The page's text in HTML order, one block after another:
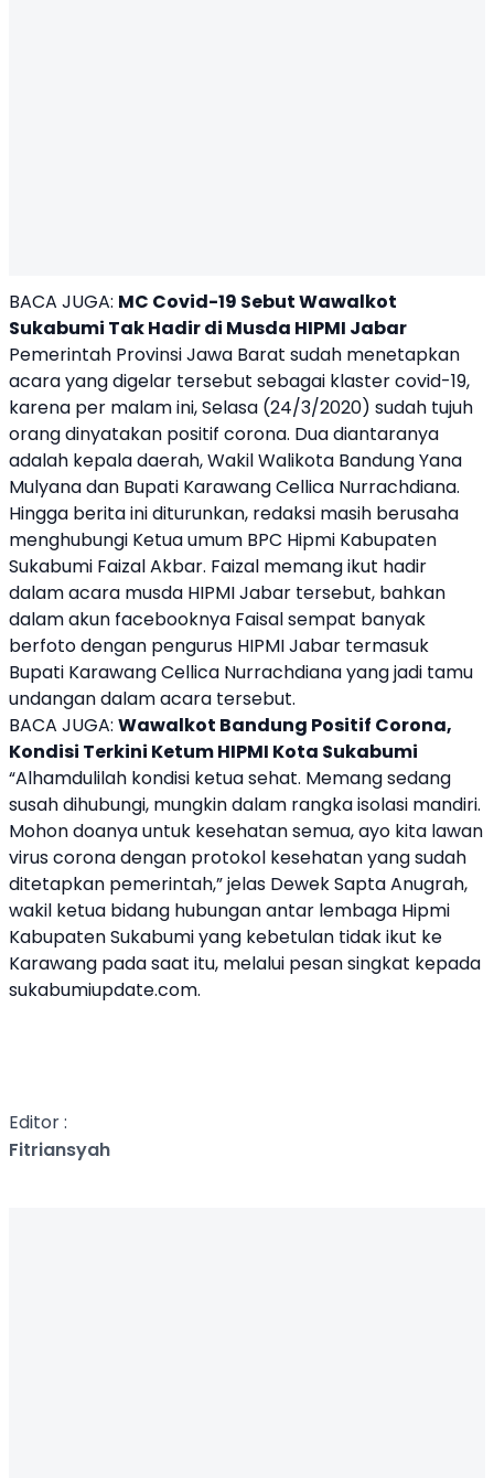
BACA JUGA: MC Covid-19 Sebut Wawalkot
Sukabumi Tak Hadir di Musda HIPMI Jabar
Pemerintah Provinsi Jawa Barat sudah menetapkan
acara yang digelar tersebut sebagai klaster covid-19,
karena per malam ini, Selasa (24/3/2020) sudah tujuh
orang dinyatakan positif corona. Dua diantaranya
adalah kepala daerah, Wakil Walikota Bandung Yana
Mulyana dan Bupati Karawang Cellica Nurrachdiana.
Hingga berita ini diturunkan, redaksi masih berusaha
menghubungi Ketua umum BPC Hipmi Kabupaten
Sukabumi Faizal Akbar. Faizal memang ikut hadir
dalam acara musda HIPMI Jabar tersebut, bahkan
dalam akun facebooknya Faisal sempat banyak
berfoto dengan pengurus HIPMI Jabar termasuk
Bupati Karawang Cellica Nurrachdiana yang jadi tamu
undangan dalam acara tersebut.
BACA JUGA: Wawalkot Bandung Positif Corona,
Kondisi Terkini Ketum HIPMI Kota Sukabumi
“Alhamdulilah kondisi ketua sehat. Memang sedang
susah dihubungi, mungkin dalam rangka isolasi mandiri.
Mohon doanya untuk kesehatan semua, ayo kita lawan
virus corona dengan protokol kesehatan yang sudah
ditetapkan pemerintah,” jelas Dewek Sapta Anugrah,
wakil ketua bidang hubungan antar lembaga Hipmi
Kabupaten Sukabumi yang kebetulan tidak ikut ke
Karawang pada saat itu, melalui pesan singkat kepada
sukabumiupdate.com.
Editor :
Fitriansyah